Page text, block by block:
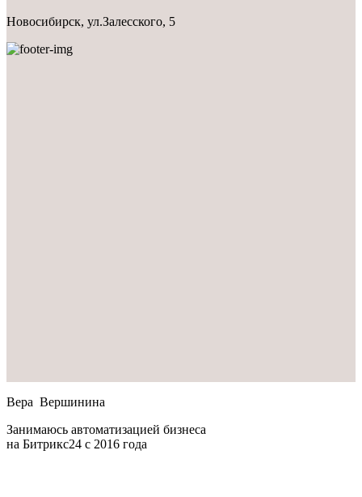
Новосибирск, ул.Залесского, 5
Вера Вершинина
Занимаюсь автоматизацией бизнеса
на Битрикс24 с 2016 года